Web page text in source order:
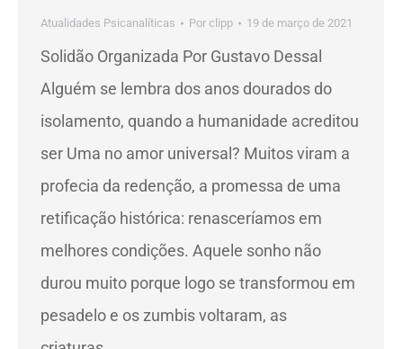
Atualidades Psicanalíticas Por clipp 19 de março de 2021
Solidão Organizada Por Gustavo Dessal
Alguém se lembra dos anos dourados do
isolamento, quando a humanidade acreditou
ser Uma no amor universal? Muitos viram a
profecia da redenção, a promessa de uma
retificação histórica: renasceríamos em
melhores condições. Aquele sonho não
durou muito porque logo se transformou em
pesadelo e os zumbis voltaram, as